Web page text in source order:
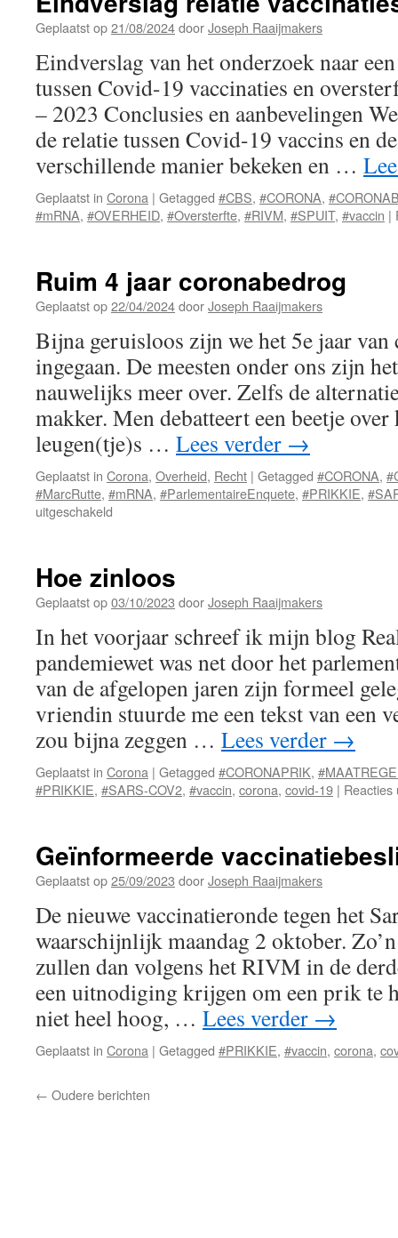
Geplaatst op21/08/2024doorJoseph Raaijmakers
Eindverslag van het onderzoek naar
tussen Covid-19 vaccinaties en
– 2023 Conclusies en aanbevelingen
de relatie tussen Covid-19 vaccins en
verschillende manier bekeken en …
Geplaatst in Corona | Getagged #CBS, #CORONA,
#mRNA, #OVERHEID, #Oversterfte, #RIVM, #SPUIT, #vaccin |
Ruim 4 jaar coronabedrog
Geplaatst op22/04/2024doorJoseph Raaijmakers
Bijna geruisloos zijn we het 5e jaar van
ingegaan. De meesten onder ons zijn
nauwelijks meer over. Zelfs de
makker. Men debatteert een beetje
leugen(tje)s … Lees verder →
Geplaatst in Corona, Overheid, Recht | Getagged #CORONA,
#MarcRutte, #mRNA, #ParlementaireEnquete, #PRIKKIE,
uitgeschakeld
coronabedrog
Hoe zinloos
Geplaatst op03/10/2023 doorJoseph Raaijmakers
In het voorjaar schreef ik mijn blog
pandemiewet was net door het
van de afgelopen jaren zijn formeel
vriendin stuurde me een tekst van een
zou bijna zeggen … Lees verder →
Geplaatst in Corona | Getagged #CORONAPRIK,
#PRIKKIE, #SARS-COV2, #vaccin, corona, covid-19 | Reacties
Geïnformeerde
Geplaatst op25/09/2023 doorJoseph Raaijmakers
De nieuwe vaccinatieronde tegen het
waarschijnlijk maandag 2 oktober.
zullen dan volgens het RIVM in de
een uitnodiging krijgen om een prik te
niet heel hoog, … Lees verder →
Geplaatst in Corona | Getagged #PRIKKIE, #vaccin, corona,
← Oudere berichten